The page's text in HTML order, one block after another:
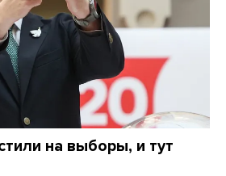
на выборы, и тут